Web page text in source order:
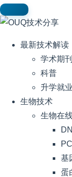
最新技术解读
学术期刊
科普
升学就业
生物技术
生物在
基
蛋